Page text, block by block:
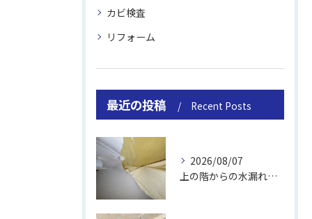
カビ検査
リフォーム
最近の投稿 Recent Posts
2026/08/07
上の階からの水漏れでカビ｜対処法と業者